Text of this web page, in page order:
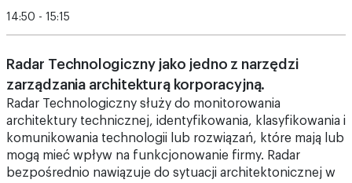
14:50 - 15:15
Radar Technologiczny jako jedno z narzędzi
zarządzania architekturą korporacyjną.
Radar Technologiczny służy do monitorowania
architektury technicznej, identyfikowania, klasyfikowania i
komunikowania technologii lub rozwiązań, które mają lub
mogą mieć wpływ na funkcjonowanie firmy. Radar
bezpośrednio nawiązuje do sytuacji architektonicznej w